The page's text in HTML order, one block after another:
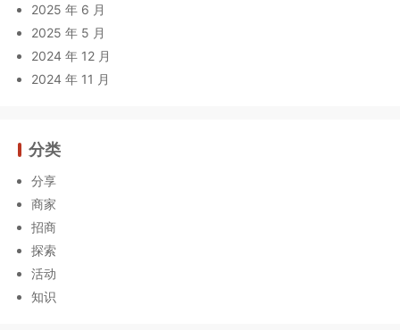
2025 年 6 月
2025 年 5 月
2024 年 12 月
2024 年 11 月
分类
分享
商家
招商
探索
活动
知识